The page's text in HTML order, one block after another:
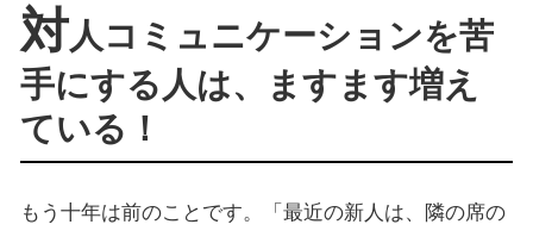
対人コミュニケーションを苦
手にする人は、ますます増え
ている！
もう十年は前のことです。「最近の新人は、隣の席の